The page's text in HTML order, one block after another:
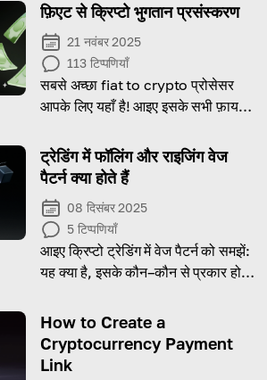
फ़िएट से क्रिप्टो भुगतान प्रसंस्करण
21 नवंबर 2025
113 टिप्पणियाँ
सबसे अच्छा fiat to crypto प्रोसेसर
आपके लिए यहाँ है! आइए इसके सभी फ़ायदे
ट्रेडिंग में फॉलिंग और राइजिंग वेज
पैटर्न क्या होते हैं
08 दिसंबर 2025
5 टिप्पणियाँ
आइए क्रिप्टो ट्रेडिंग में वेज पैटर्न को समझें:
यह क्या है, इसके कौन–कौन से प्रकार होते
किया जाता है।
How to Create a
Cryptocurrency Payment
Link